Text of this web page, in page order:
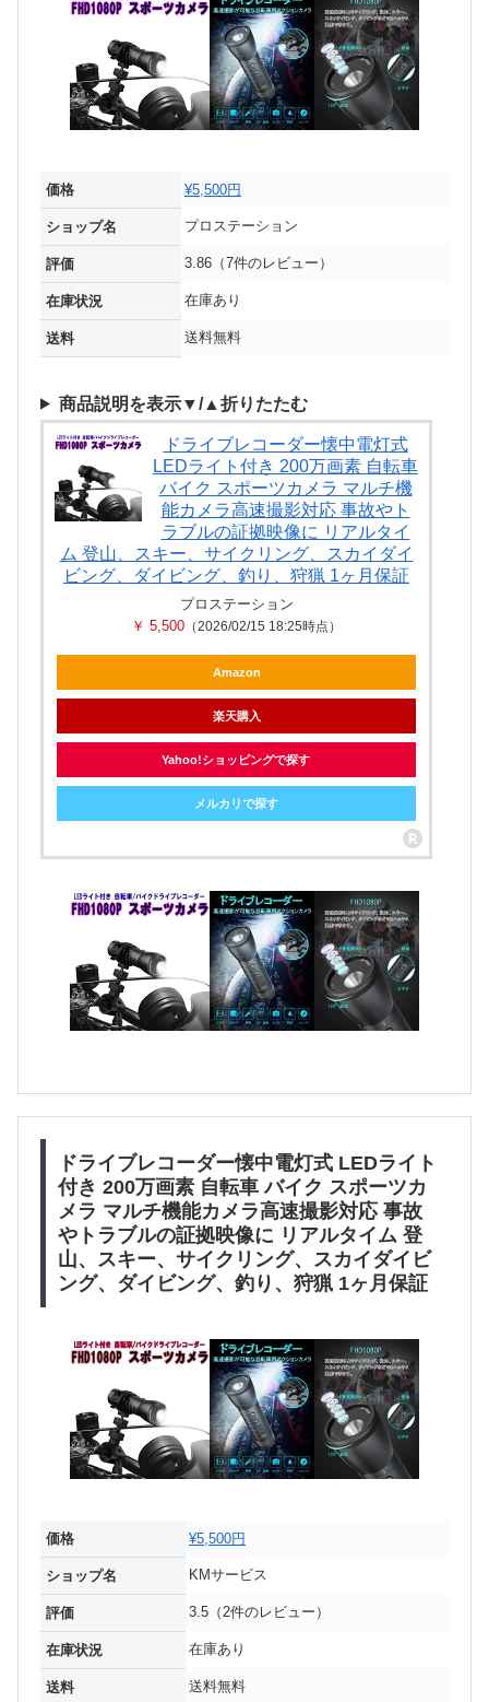
価格 ¥5,500円
ショップ名 プロステーション
評価 3.86（7件のレビュー）
在庫状況 在庫あり
送料 送料無料
商品説明を表示▼/▲折りたたむ
ドライブレコーダー懐中電灯式
LEDライト付き 200万画素 自転車
バイク スポーツカメラ マルチ機
能カメラ高速撮影対応 事故やト
ラブルの証拠映像に リアルタイ
ム 登山、スキー、サイクリング、スカイダイ
ビング、ダイビング、釣り、狩猟 1ヶ月保証
プロステーション
￥ 5,500 （2026/02/15 18:25時点）
Amazon
楽天購入
Yahoo!ショッピングで探す
メルカリで探す
ドライブレコーダー懐中電灯式 LEDライト
付き 200万画素 自転車 バイク スポーツカ
メラ マルチ機能カメラ高速撮影対応 事故
やトラブルの証拠映像に リアルタイム 登
山、スキー、サイクリング、スカイダイビ
ング、ダイビング、釣り、狩猟 1ヶ月保証
価格 ¥5,500円
ショップ名 KMサービス
評価 3.5（2件のレビュー）
在庫状況 在庫あり
送料 送料無料